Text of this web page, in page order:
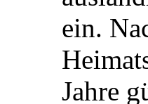
ein.
Jahre